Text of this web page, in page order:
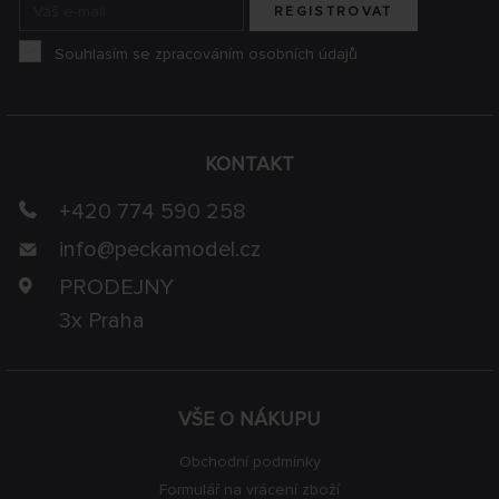
VŠE O NÁKUPU
Obchodní podmínky
Formulář na vrácení zboží
KONTAKT
+420 774 590 258
info@peckamodel.cz
PRODEJNY
3x Praha
REGISTROVAT
Souhlasím se zpracováním osobních údajů